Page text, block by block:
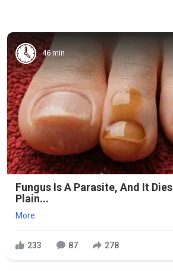
46 min
Fungus Is A Parasite, And It
Plain...
More
233 87 278